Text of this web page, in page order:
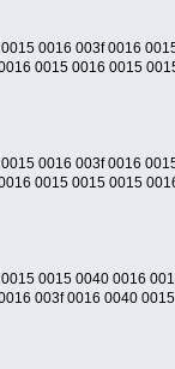
0016 003f 0016
0015 0016 0015
0016 003f 0016
0015 0015 0015
0015 0040 0016
003f 0016 0040